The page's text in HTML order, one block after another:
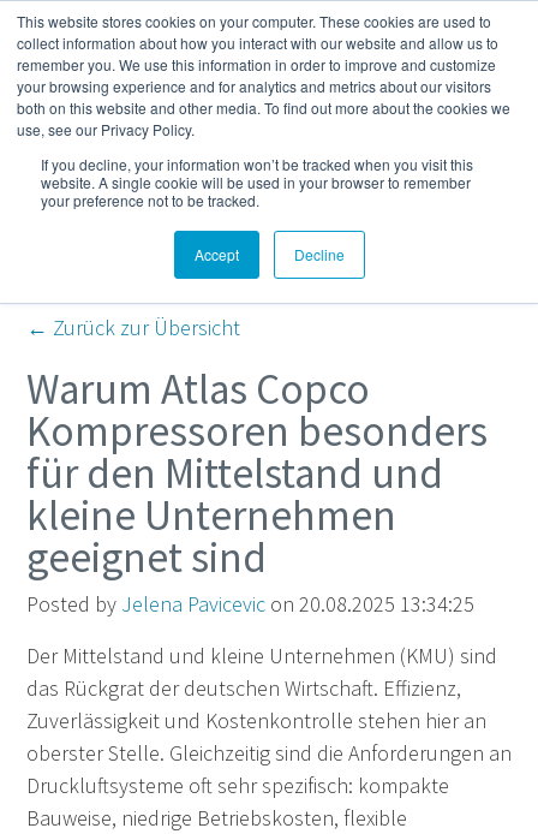
This website stores cookies on your computer. These cookies are used to
collect information about how you interact with our website and allow us to
remember you. We use this information in order to improve and customize
your browsing experience and for analytics and metrics about our visitors
both on this website and other media. To find out more about the cookies we
use, see our Privacy Policy.
If you decline, your information won’t be tracked when you visit this
website. A single cookie will be used in your browser to remember
your preference not to be tracked.
Accept Decline
Mehr
Kompressor- und
Druckluft-Blog
← Zurück zur Übersicht
Warum Atlas Copco
Kompressoren besonders
für den Mittelstand und
kleine Unternehmen
geeignet sind
Posted by Jelena Pavicevicon 20.08.2025 13:34:25
Der Mittelstand und kleine Unternehmen (KMU) sind
das Rückgrat der deutschen Wirtschaft. Effizienz,
Zuverlässigkeit und Kostenkontrolle stehen hier an
oberster Stelle. Gleichzeitig sind die Anforderungen an
Druckluftsysteme oft sehr spezifisch: kompakte
Bauweise, niedrige Betriebskosten, flexible